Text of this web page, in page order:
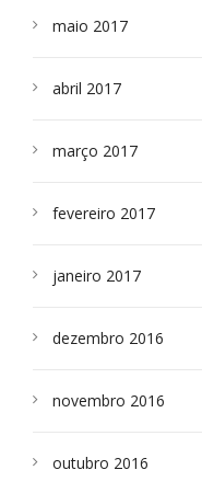
maio 2017
abril 2017
março 2017
fevereiro 2017
janeiro 2017
dezembro 2016
novembro 2016
outubro 2016